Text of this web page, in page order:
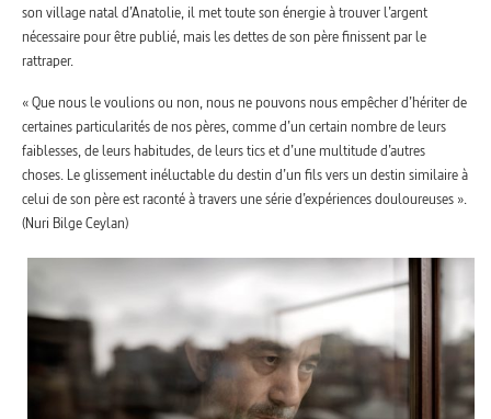
son village natal d’Anatolie, il met toute son énergie à trouver l’argent
nécessaire pour être publié, mais les dettes de son père finissent par le
rattraper.
« Que nous le voulions ou non, nous ne pouvons nous empêcher d’hériter de
certaines particularités de nos pères, comme d’un certain nombre de leurs
faiblesses, de leurs habitudes, de leurs tics et d’une multitude d’autres
choses. Le glissement inéluctable du destin d’un fils vers un destin similaire à
celui de son père est raconté à travers une série d’expériences douloureuses ».
(Nuri Bilge Ceylan)